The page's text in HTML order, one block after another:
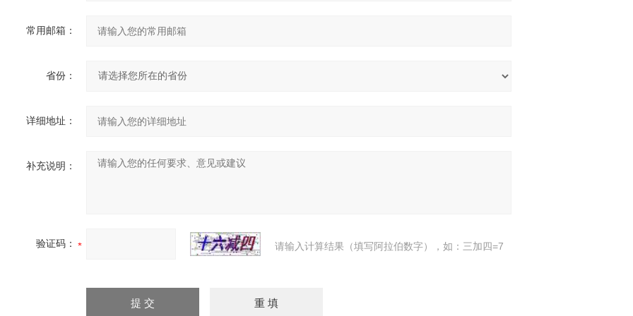
常用邮箱：
省份：
详细地址：
补充说明：
验证码： 请输入计算结果（填写阿拉伯数字），如：三加四=7